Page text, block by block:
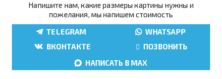
Напишите нам, какие размеры картины нужны и
пожелания, мы напишем стоимость
TELEGRAM
WHATSAPP
ВКОНТАКТЕ
ПОЗВОНИТЬ
НАПИСАТЬ В MAX